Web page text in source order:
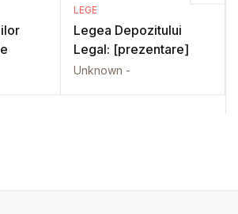
LEGE
Legea Depozitului
Legal: [prezentare]
Unknown -